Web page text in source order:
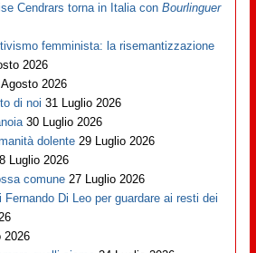
Cendrars torna in Italia conBourlinguer
femminista: la risemantizzazione
2026
Agosto 2026
di noi 31 Luglio 2026
30 Luglio 2026
dolente 29 Luglio 2026
Luglio 2026
comune 27 Luglio 2026
Fernando Di Leo per guardare ai resti dei
2026